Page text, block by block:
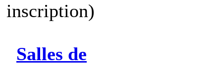
inscription)
Salles de